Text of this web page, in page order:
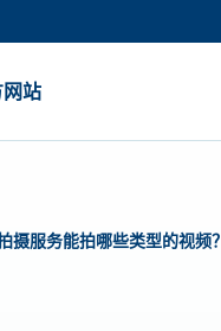
站
摄服务能拍哪些类型的视频？